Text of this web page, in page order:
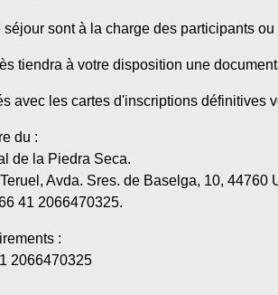
séjour sont à la charge des participants
tiendra à votre disposition une
avec les cartes d'inscriptions définitives
du :
de la Piedra Seca.
Avda. Sres. de Baselga, 10, 44760
41 2066470325.
:
2066470325